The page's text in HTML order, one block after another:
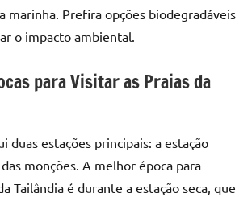
marinha. Prefira opções biodegradáveis
o impacto ambiental.
para Visitar as Praias da
duas estações principais: a estação
monções. A melhor época para
Tailândia é durante a estação seca, que